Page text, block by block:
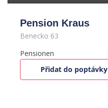
Pension Kraus
Benecko 63
Pensionen
Přidat do poptávky